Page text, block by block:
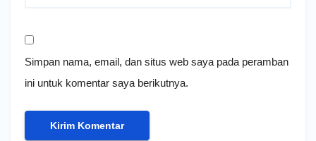
Simpan nama, email, dan situs web saya pada peramban
ini untuk komentar saya berikutnya.